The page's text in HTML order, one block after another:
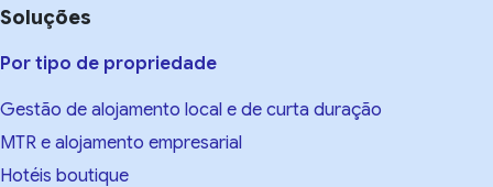
Soluções
Por tipo de propriedade
Gestão de alojamento local e de curta duração
MTR e alojamento empresarial
Hotéis boutique